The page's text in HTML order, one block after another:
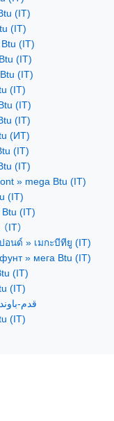
(IT)
(IT)
(IT)
(IT)
(IT)
(IT)
(IT)
(IT)
(ИТ)
(IT)
(IT)
» mega Btu (IT)
(IT)
(IT)
IT）
อนด์ » เมกะบีทียู (IT)
» мега Btu (IT)
(IT)
(IT)
قدم-
(IT)